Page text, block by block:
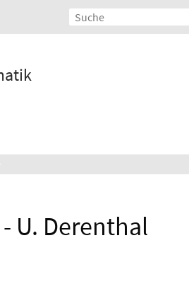
U. Derenthal